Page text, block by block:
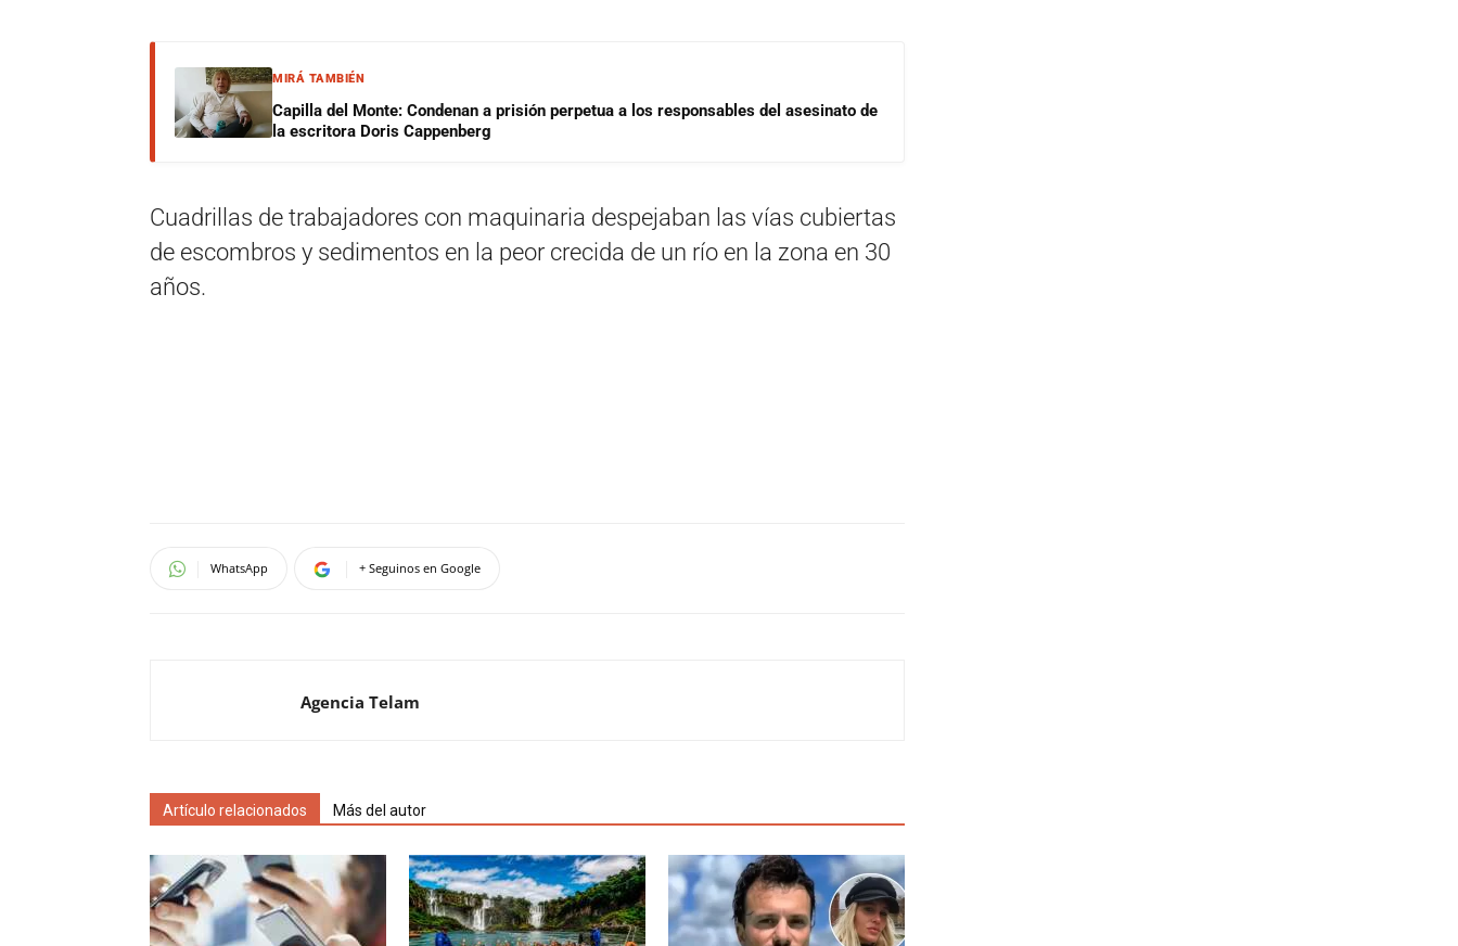
MIRÁ TAMBIÉN
Capilla del Monte: Condenan a prisión perpetua a los responsables del asesinato de
la escritora Doris Cappenberg
Cuadrillas de trabajadores con maquinaria despejaban las vías cubiertas
de escombros y sedimentos en la peor crecida de un río en la zona en 30
años.
WhatsApp + Seguinos en Google
Agencia Telam
Artículo relacionados Más del autor